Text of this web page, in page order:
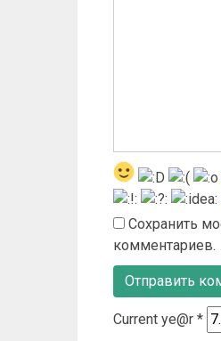
Сохранить
комментариев.
Current ye@r *